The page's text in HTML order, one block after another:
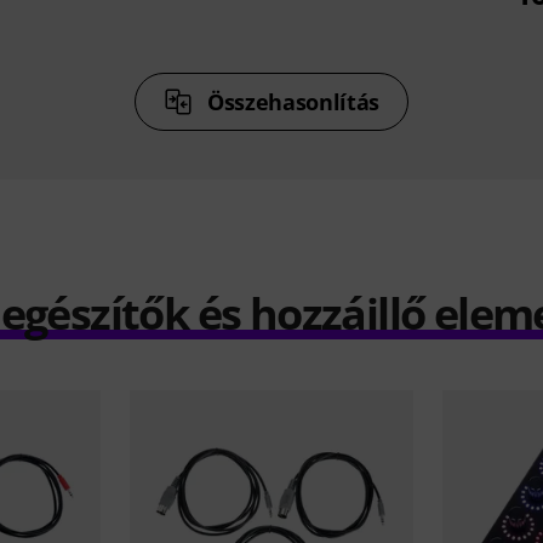
Összehasonlítás
és hozzáillő